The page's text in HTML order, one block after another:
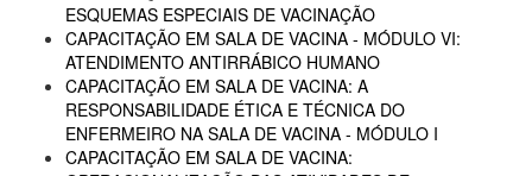
ESQUEMAS ESPECIAIS DE VACINAÇÃO
CAPACITAÇÃO EM SALA DE VACINA - MÓDULO VI:
ATENDIMENTO ANTIRRÁBICO HUMANO
CAPACITAÇÃO EM SALA DE VACINA: A
RESPONSABILIDADE ÉTICA E TÉCNICA DO
ENFERMEIRO NA SALA DE VACINA - MÓDULO I
CAPACITAÇÃO EM SALA DE VACINA: